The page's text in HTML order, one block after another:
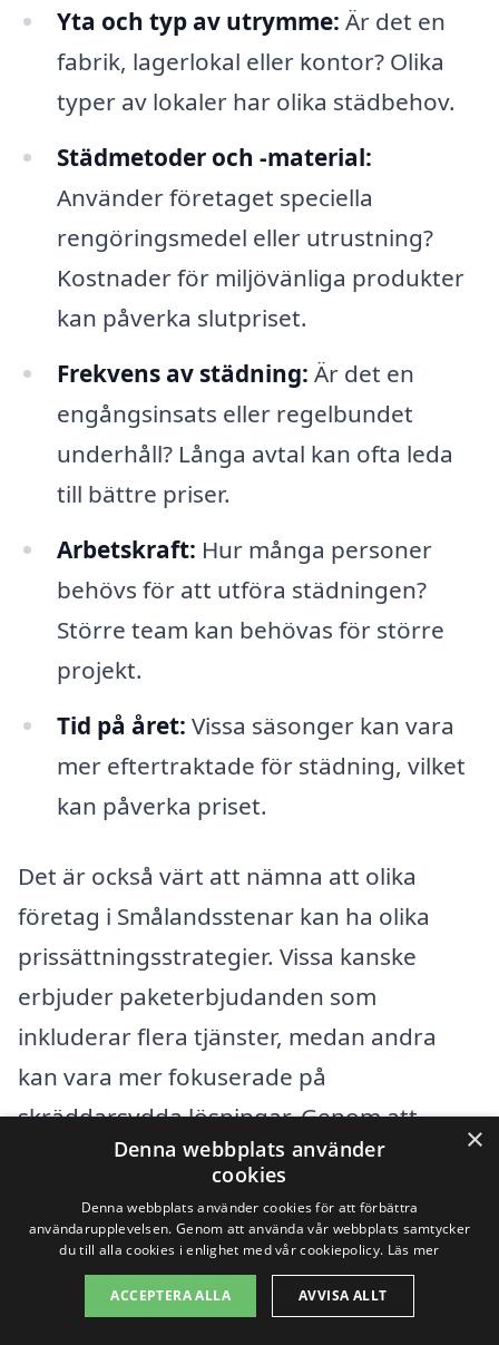
Yta och typ av utrymme: Är det en
fabrik, lagerlokal eller kontor? Olika
typer av lokaler har olika städbehov.
Städmetoder och -material:
Använder företaget speciella
rengöringsmedel eller utrustning?
Kostnader för miljövänliga produkter
kan påverka slutpriset.
Frekvens av städning: Är det en
engångsinsats eller regelbundet
underhåll? Långa avtal kan ofta leda
till bättre priser.
Arbetskraft: Hur många personer
behövs för att utföra städningen?
Större team kan behövas för större
projekt.
Tid på året: Vissa säsonger kan vara
mer eftertraktade för städning, vilket
kan påverka priset.
Det är också värt att nämna att olika
företag i Smålandsstenar kan ha olika
prissättningsstrategier. Vissa kanske
erbjuder paketerbjudanden som
inkluderar flera tjänster, medan andra
kan vara mer fokuserade på
skräddarsydda lösningar. Genom att
jämföra olika offerter och
företagsalternativ kan du säkerställa att
du får en rättvis och konkurrenskraftig
kostnad för industristädning.
×
Denna webbplats använder
cookies
Denna webbplats använder cookies för att förbättra
användarupplevelsen. Genom att använda vår webbplats samtycker
du till alla cookies i enlighet med vår cookiepolicy. Läs mer
ACCEPTERA ALLA AVVISA ALLT